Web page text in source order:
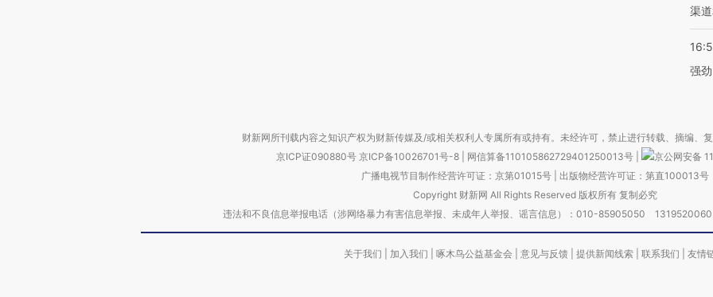
渠
强
财新网所刊载内容之知识产权为财新传媒及/或相关权利人专属所有或持有。未经许可，禁止进行转载、摘编、
京ICP证090880号 京ICP备10026701号-8 网信算备110105862729401250013号
京公网安备
广播电视节目制作经营许可证：京第01015号| 出版物经营许可证：第直100013号
Copyright 财新网 All Rights Reserved 版权所有 复制必究
违法和不良信息举报电话（涉网络暴力有害信息举报、未成年人举报、谣言信息）：010-85905050
关于我们 加入我们 啄木鸟公益基金会 意见与反馈 提供新闻线索 联系我们 友情